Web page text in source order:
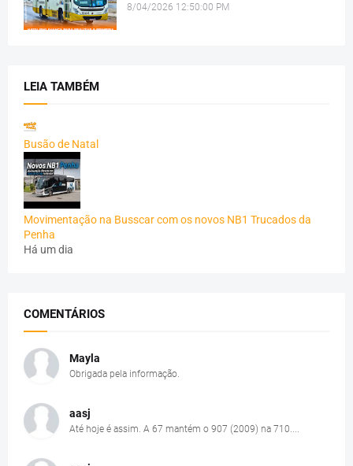
8/04/2026 12:50:00 PM
LEIA TAMBÉM
Busão de Natal
Movimentação na Busscar com os novos NB1 Trucados da
Penha
Há um dia
COMENTÁRIOS
Mayla
Obrigada pela informação.
aasj
Até hoje é assim. A 67 mantém o 907 (2009) na 710....